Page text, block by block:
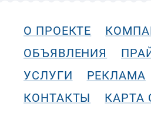
О ПРОЕКТЕ
ОБЪЯВЛЕНИЯ
УСЛУГИ
РЕКЛАМА
КОНТАКТЫ
КАРТА